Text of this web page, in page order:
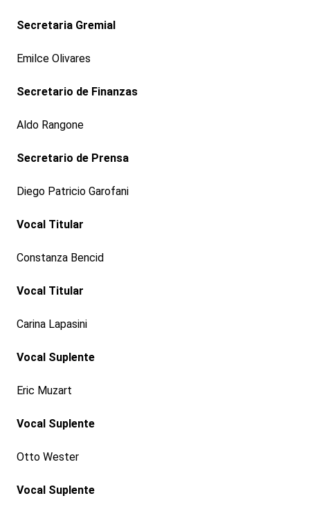
Secretaria Gremial
Emilce Olivares
Secretario de Finanzas
Aldo Rangone
Secretario de Prensa
Diego Patricio Garofani
Vocal Titular
Constanza Bencid
Vocal Titular
Carina Lapasini
Vocal Suplente
Eric Muzart
Vocal Suplente
Otto Wester
Vocal Suplente